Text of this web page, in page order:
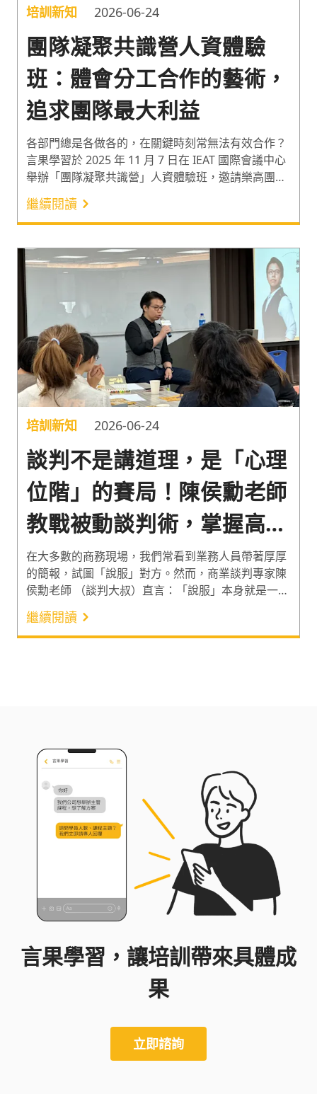
培訓新知 2026-06-24
團隊凝聚共識營人資體驗
班：體會分工合作的藝術，
追求團隊最大利益
各部門總是各做各的，在關鍵時刻常無法有效合作？
言果學習於 2025 年 11 月 7 日在 IEAT 國際會議中心
舉辦「團隊凝聚共識營」人資體驗班，邀請樂高團隊
共識講師「吳尚霖」，帶領人資夥伴體驗高互動且緊
張真實的樂高機器人任務。透過讓每個人化身「山火
消防小隊」成員，在模擬火場中快速制定策略並調整
戰術，一同建立同舟共濟的默契，實現團隊合作的最
大效益。
繼續閱讀
培訓新知 2026-06-24
談判不是講道理，是「心理
位階」的賽局！陳侯勳老師
教戰被動談判術，掌握高勝
率協商技巧
在大多數的商務現場，我們常看到業務人員帶著厚厚
的簡報，試圖「說服」對方。然而，商業談判專家陳
侯勳老師 （談判大叔）直言：「說服」本身就是一面
心牆。 當你開始說明、解釋時，你的行為語言就在大
聲宣告「我好需要你」，這瞬間將局勢拉成「下對
上」的心理位階。
繼續閱讀
言果學習，讓培訓帶來具體成
果
立即諮詢